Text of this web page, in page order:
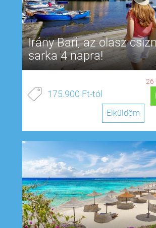
Irány Bari, az olasz
sarka 4 napra!
26
175.900 Ft-tól
Elküldöm